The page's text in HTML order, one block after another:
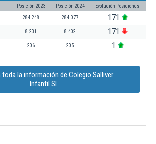
Posición 2023 Posición 2024 Evolución Posiciones
284.248 284.077 171
8.231 8.402 171
206 205 1
toda la información de Colegio Salliver
Infantil Sl